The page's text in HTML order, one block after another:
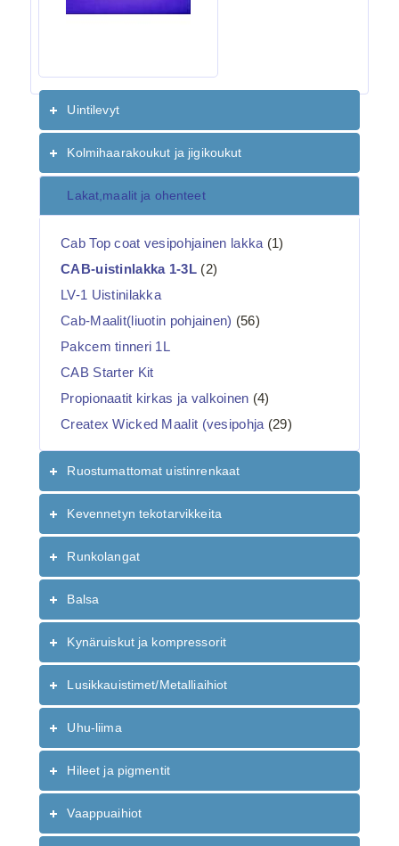
Uintilevyt
Kolmihaarakoukut ja jigikoukut
Lakat,maalit ja ohenteet
Cab Top coat vesipohjainen lakka (1)
CAB-uistinlakka 1-3L(2)
LV-1 Uistinilakka
Cab-Maalit(liuotin pohjainen) (56)
Pakcem tinneri 1L
CAB Starter Kit
Propionaatit kirkas ja valkoinen (4)
Createx Wicked Maalit (vesipohja (29)
Ruostumattomat uistinrenkaat
Kevennetyn tekotarvikkeita
Runkolangat
Balsa
Kynäruiskut ja kompressorit
Lusikkauistimet/Metalliaihiot
Uhu-liima
Hileet ja pigmentit
Vaappuaihiot